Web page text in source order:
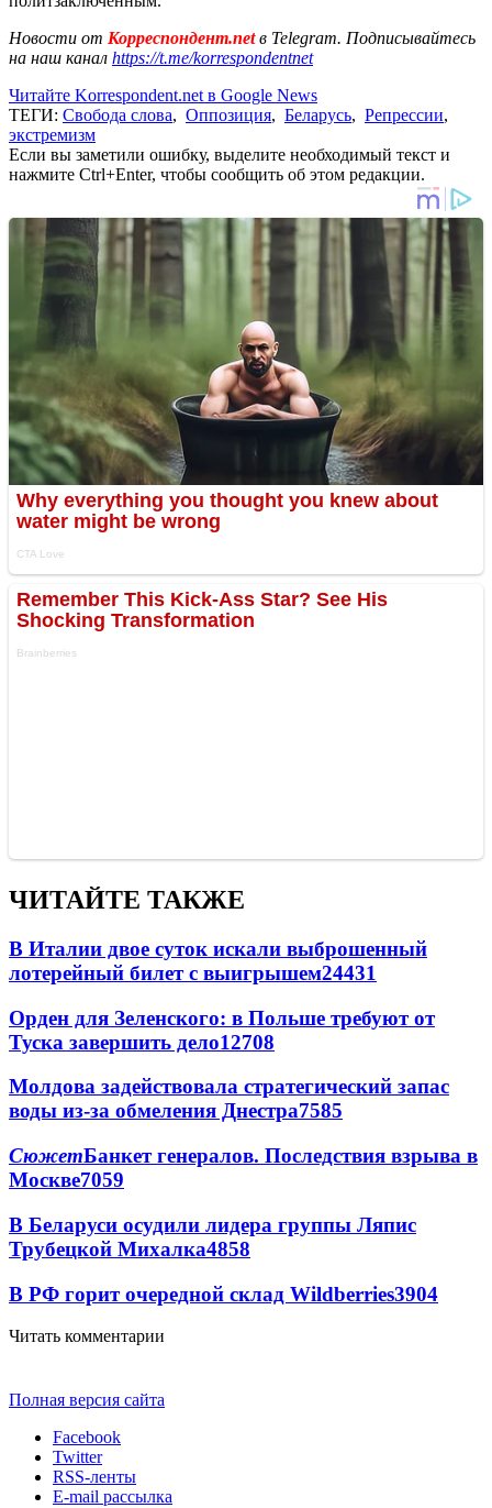
Новости от Корреспондент.netв Telegram. Подписывайтесь
на наш канал https://t.me/korrespondentnet
Читайте Korrespondent.net в Google News
ТЕГИ: Свобода слова, Оппозиция, Беларусь, Репрессии,
экстремизм
Если вы заметили ошибку, выделите необходимый текст и
нажмите Ctrl+Enter, чтобы сообщить об этом редакции.
ЧИТАЙТЕ ТАКЖЕ
В Италии двое суток искали выброшенный
лотерейный билет с выигрышем24431
Орден для Зеленского: в Польше требуют от
Туска завершить дело12708
Молдова задействовала стратегический запас
воды из-за обмеления Днестра7585
СюжетБанкет генералов. Последствия взрыва в
Москве7059
В Беларуси осудили лидера группы Ляпис
Трубецкой Михалка4858
В РФ горит очередной склад Wildberries3904
Читать комментарии
Полная версия сайта
Facebook
Twitter
RSS-ленты
E-mail рассылка